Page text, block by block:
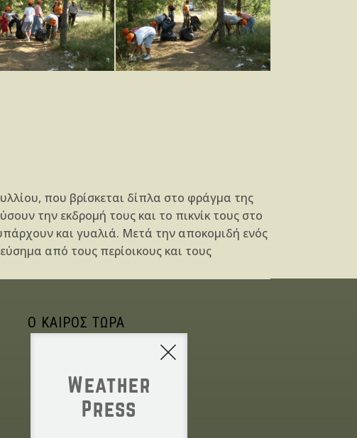
που βρίσκεται δίπλα στο φράγμα της
την εκδρομή τους και το πικνίκ τους στο
και γυαλιά. Μετά την αποκομιδή ενός
από τους περίοικους και τους
Ο ΚΑΙΡΟΣ ΤΩΡΑ
Weather
Press